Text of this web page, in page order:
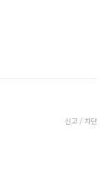
신고 / 차단